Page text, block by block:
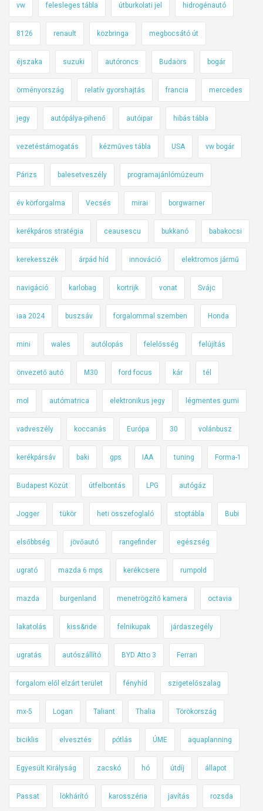
vw felesleges tábla útburkolati jel hidrogénautó
8126 renault közbringa megbocsátó út
éjszaka suzuki autóroncs Budaörs bogár
örményország relatív gyorshajtás francia mercedes
jegy autópálya-pihenő autóipar hibás tábla
vezetéstámogatás kézműves tábla USA vw bogár
Párizs balesetveszély programajánlómúzeum
év körforgalma Vecsés mirai borgwarner
kerékpáros stratégia ceausescu bukkanó babakocsi
kerekesszék árpád híd innováció elektromos jármű
navigáció karlobag kortrijk vonat Svájc
iaa 2024 buszsáv forgalommal szemben Honda
mini wales autólopás felelősség felújítás
önvezető autó M30 ford focus kár tél
mol autómatrica elektronikus jegy légmentes gumi
vadveszély koccanás Európa 30 volánbusz
kerékpársáv baki gps IAA tuning Forma-1
Budapest Közút útfelbontás LPG autógáz
Jogger tükör heti összefoglaló stoptábla Bubi
elsőbbség jövőautó rangefinder egészség
ugrató mazda 6 mps kerékcsere rumpold
mazda burgenland menetrögzítő kamera octavia
lakatolás kiss&ride felnikupak járdaszegély
ugratás autószállító BYD Atto 3 Ferrari
forgalom elől elzárt terület fényhíd szigetelőszalag
mx-5 Logan Taliant Thalia Törökország
biciklis elvesztés pótlás ÚME aquaplanning
Egyesült Királyság zacskó hó útdíj állapot
Passat lökhárító karosszéria javítás rozsda